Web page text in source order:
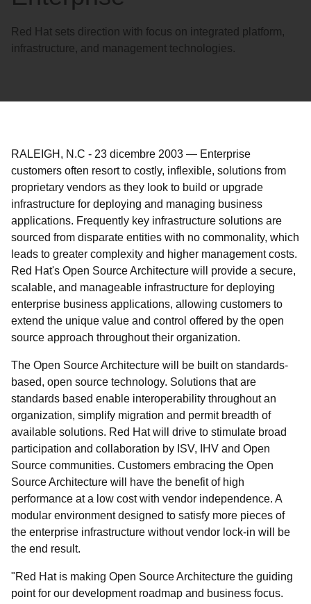
Red Hat sets direction with focus on integrated platform,
infrastructure, and management technologies.
RALEIGH, N.C - 23 dicembre 2003 — Enterprise
customers often resort to costly, inflexible, solutions from
proprietary vendors as they look to build or upgrade
infrastructure for deploying and managing business
applications. Frequently key infrastructure solutions are
sourced from disparate entities with no commonality, which
leads to greater complexity and higher management costs.
Red Hat's Open Source Architecture will provide a secure,
scalable, and manageable infrastructure for deploying
enterprise business applications, allowing customers to
extend the unique value and control offered by the open
source approach throughout their organization.
The Open Source Architecture will be built on standards-
based, open source technology. Solutions that are
standards based enable interoperability throughout an
organization, simplify migration and permit breadth of
available solutions. Red Hat will drive to stimulate broad
participation and collaboration by ISV, IHV and Open
Source communities. Customers embracing the Open
Source Architecture will have the benefit of high
performance at a low cost with vendor independence. A
modular environment designed to satisfy more pieces of
the enterprise infrastructure without vendor lock-in will be
the end result.
"Red Hat is making Open Source Architecture the guiding
point for our development roadmap and business focus.